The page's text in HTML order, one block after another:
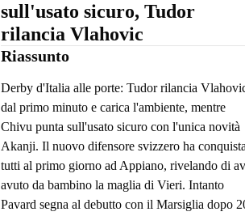
sull'usato sicuro, Tudor
rilancia Vlahovic
Riassunto
Derby d'Italia alle porte: Tudor rilancia
dal primo minuto e carica l'ambiente, mentre
Chivu punta sull'usato sicuro con l'unica novità
Akanji. Il nuovo difensore svizzero ha
tutti al primo giorno ad Appiano, rivelando di
avuto da bambino la maglia di Vieri. Intanto
Pavard segna al debutto con il Marsiglia dopo